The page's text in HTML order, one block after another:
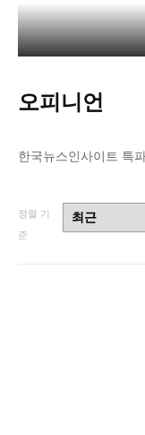
오피니언
한국뉴스인사이트 특
정렬 기
준